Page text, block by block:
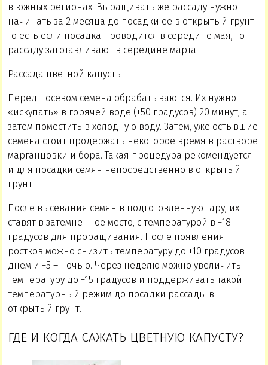
в южных регионах. Выращивать же рассаду нужно
начинать за 2 месяца до посадки ее в открытый грунт.
То есть если посадка проводится в середине мая, то
рассаду заготавливают в середине марта.
Рассада цветной капусты
Перед посевом семена обрабатываются. Их нужно
«искупать» в горячей воде (+50 градусов) 20 минут, а
затем поместить в холодную воду. Затем, уже остывшие
семена стоит продержать некоторое время в растворе
марганцовки и бора. Такая процедура рекомендуется
и для посадки семян непосредственно в открытый
грунт.
После высевания семян в подготовленную тару, их
ставят в затемненное место, с температурой в +18
градусов для проращивания. После появления
ростков можно снизить температуру до +10 градусов
днем и +5 – ночью. Через неделю можно увеличить
температуру до +15 градусов и поддерживать такой
температурный режим до посадки рассады в
открытый грунт.
ГДЕ И КОГДА САЖАТЬ ЦВЕТНУЮ КАПУСТУ?